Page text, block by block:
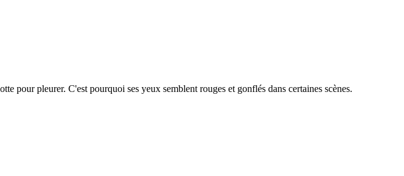
pour pleurer. C'est pourquoi ses yeux semblent rouges et gonflés dans certaines scènes.